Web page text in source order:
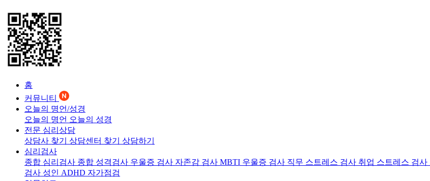
홈
커뮤니티
오늘의 명언/성경
오늘의 명언 오늘의 성경
전문 심리상담
상담사 찾기 상담센터 찾기 상담하기
심리검사
종합 심리검사 종합 성격검사 우울증 검사 자존감 검사 MBTI 우울증 검사 직무 스트레스 검사 취업 스트레스 검사
검사 성인 ADHD 자가점검